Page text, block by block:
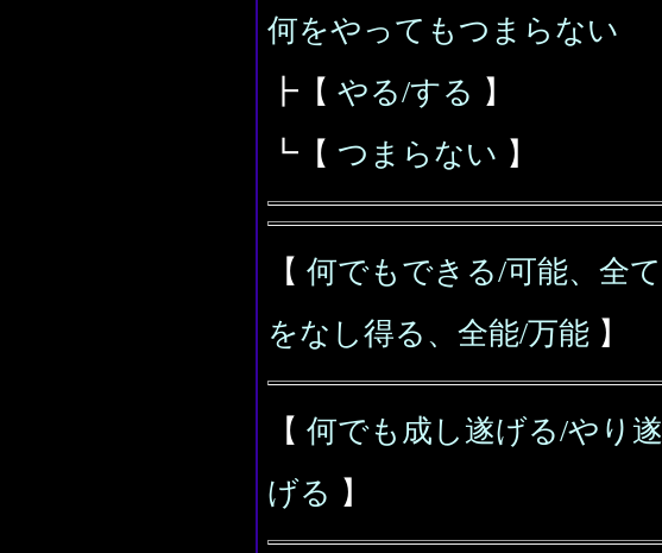
何をやってもつまらない
┣【 やる/する 】
┗【 つまらない 】
【 何でもできる/可能、全て
をなし得る、全能/万能 】
【 何でも成し遂げる/やり遂
げる 】